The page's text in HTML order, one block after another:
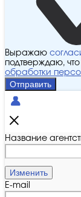
Выражаю
подтверждаю,
обработки
Отправить
Название
Изменить
E-mail